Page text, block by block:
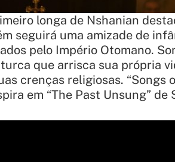
longa de Nshanian
seguirá uma amizade de
pelo Império Otomano.
que arrisca sua própria
crenças religiosas. “Songs
em “The Past Unsung”